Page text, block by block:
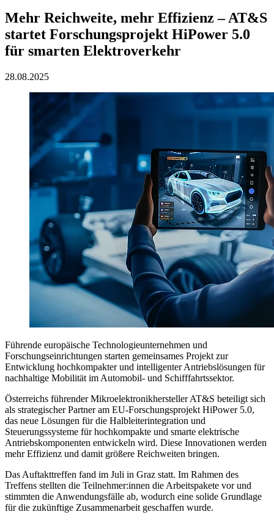
Mehr Reichweite, mehr Effizienz – AT&S
startet Forschungsprojekt HiPower 5.0
für smarten Elektroverkehr
28.08.2025
Führende europäische Technologieunternehmen und
Forschungseinrichtungen starten gemeinsames Projekt zur
Entwicklung hochkompakter und intelligenter Antriebslösungen für
nachhaltige Mobilität im Automobil- und Schifffahrtssektor.
Österreichs führender Mikroelektronikhersteller AT&S beteiligt sich
als strategischer Partner am EU-Forschungsprojekt HiPower 5.0,
das neue Lösungen für die Halbleiterintegration und
Steuerungssysteme für hochkompakte und smarte elektrische
Antriebskomponenten entwickeln wird. Diese Innovationen werden
mehr Effizienz und damit größere Reichweiten bringen.
Das Auftakttreffen fand im Juli in Graz statt. Im Rahmen des
Treffens stellten die Teilnehmer:innen die Arbeitspakete vor und
stimmten die Anwendungsfälle ab, wodurch eine solide Grundlage
für die zukünftige Zusammenarbeit geschaffen wurde.